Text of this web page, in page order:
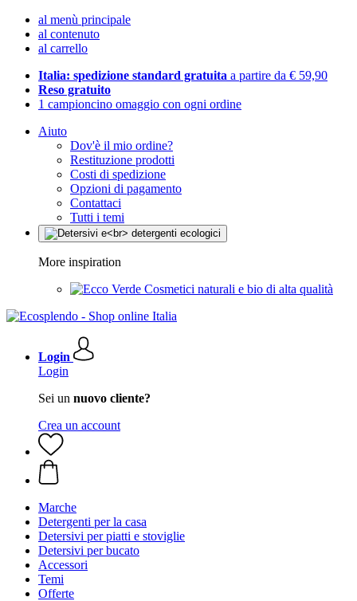
al menù principale
al contenuto
al carrello
Italia: spedizione standard gratuita a partire da € 59,90
Reso gratuito
1 campioncino omaggio con ogni ordine
Aiuto
Dov'è il mio ordine?
Restituzione prodotti
Costi di spedizione
Opzioni di pagamento
Contattaci
Tutti i temi
More inspiration
Cosmetici naturali e bio di alta qualità
Login
Login
Sei un nuovo cliente?
Crea un account
Marche
Detergenti per la casa
Detersivi per piatti e stoviglie
Detersivi per bucato
Accessori
Temi
Offerte